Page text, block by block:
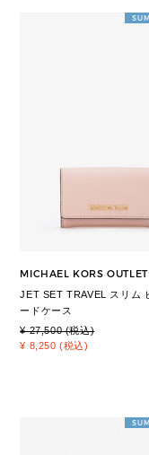
MICHAEL KORS OUTLET
JET SET TRAVEL スリム
ードケース
¥ 27,500 (税込)
¥ 8,250 (税込)